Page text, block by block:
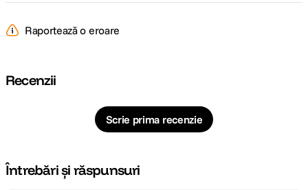
Raportează o eroare
Recenzii
Scrie prima recenzie
Întrebări și răspunsuri